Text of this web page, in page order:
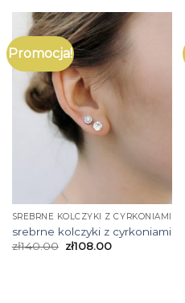
Promocja!
SREBRNE KOLCZYKI Z CYRKONIAMI
srebrne kolczyki z cyrkoniami
zł140.00 zł108.00